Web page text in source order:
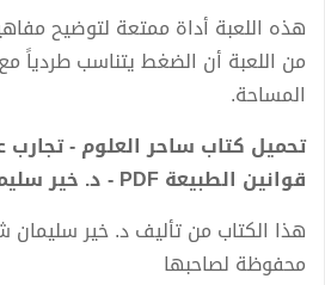
هذه اللعبة أداة ممتعة لتوضیح
من اللعبة أن الضغط یتناسب طردیاً
المساحة.
تحميل كتاب ساحر العلوم -
قوانين الطبيعة PDF - د. خير سليمان شواهين
هذا الكتاب من تأليف د. خير
محفوظة لصاحبها